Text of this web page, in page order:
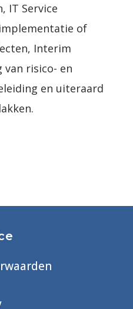
IT Service
of
Interim
van risico- en
en uiteraard